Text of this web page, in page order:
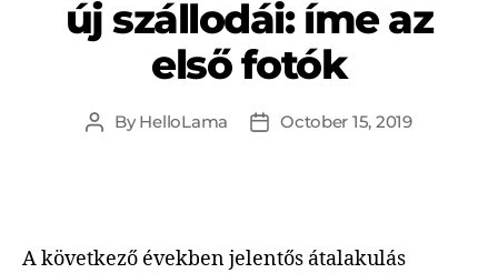
új szállodái: íme az
első fotók
ByHelloLama October 15, 2019
A következő években jelentős átalakulás